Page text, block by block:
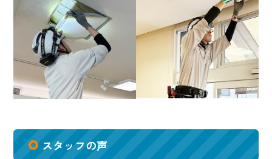
スタッフの声